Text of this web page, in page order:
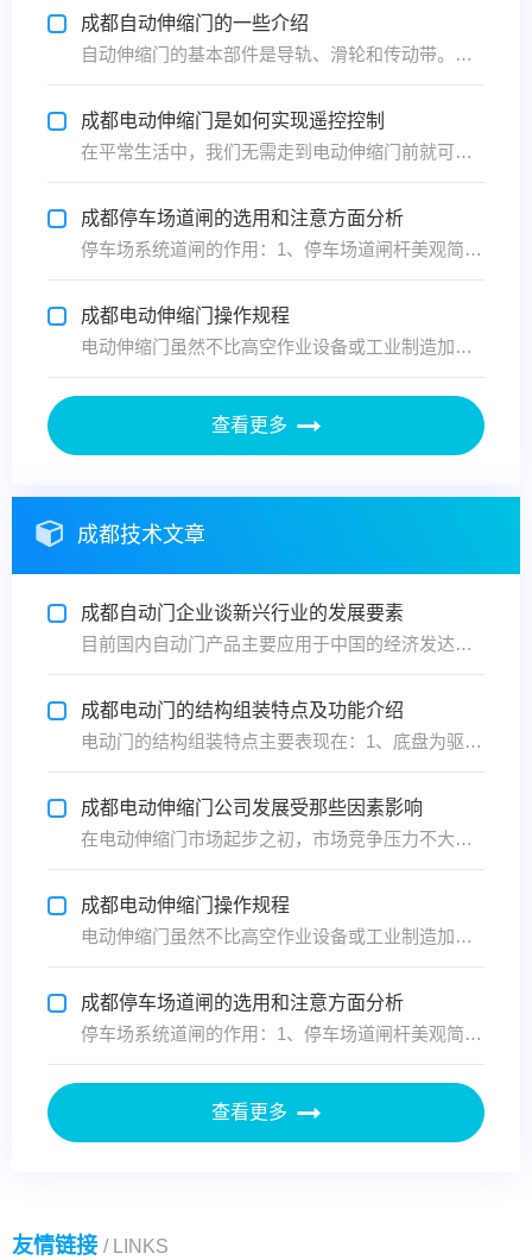
成都自动伸缩门的一些介绍
自动伸缩门的基本部件是导轨、滑轮和传动带。由于这三个部分直接关系到电动伸缩门的工作，是电动伸缩门正常工作条件下的易损件。 它的结构规划、原材料、加工精度、装置和调节精度决定了它的维护要求和使用寿命。 自动伸缩门电气元件的寿命主要与使用不当和偶发事故有关。目前，它在市场上的销售...
成都电动伸缩门是如何实现遥控控制
在平常生活中，我们无需走到电动伸缩门前就可以实现闭合电路、移动手柄、开动电机等操作，得益于电动伸缩门的遥控系统。常用的电动伸缩门遥控系统一般分发射和接收两个部分。 发射部分一般分为两种类型，即遥控器与发射模块，遥控器和遥控模块是对于使用方式来说的，遥控器可以当一个整机来独立使用，...
成都停车场道闸的选用和注意方面分析
停车场系统道闸的作用：1、停车场道闸杆美观简洁：道闸杆部有闪灯、在开车视线不好的情况下，可以看到。避免车撞闸杆事；2、预防砸车功能：地感防砸：道闸连接地感，当车在道闸下，即使误操作道闸杆也不会下降，避免了道闸砸车；遇阻反弹：当闸杆砸到车时，闸杆会自动反弹，这样避免了道闸砸车；3、...
成都电动伸缩门操作规程
电动伸缩门虽然不比高空作业设备或工业制造加工设备在操作时那么危险，但在操作时也千万不可大意的，下面武汉添安门业在这里提醒大家操作电动伸缩门时应该严格按照规程来。 添安电动伸缩门操作规程1、电动伸缩门关闭(伸出)操作前，必须确认添安电动伸缩门的前方和两侧是否有人，确认无人后，方可操...
查看更多
成都技术文章
成都自动门企业谈新兴行业的发展要素
目前国内自动门产品主要应用于中国的经济发达地区，积极推动自动门产业向内陆城市迁移，将会加速自动门行业的发展。武汉自动门厂家谈对于一个新兴自动门行业的发展来说，要想发展，首先要做好下面几点：首先建立好相关的协会，做好行业内的协商、协调和服务工作。制定好标准，要以国际先进标准为目标，...
成都电动门的结构组装特点及功能介绍
电动门的结构组装特点主要表现在：1、底盘为驱动电机的机座用于固定电机同时增大牵引力，2、电机采用涡轮蜗杆电机链条或齿轮传动方式，链条传动为科学常规的设计结构，深圳电动门伸缩门的运行平稳使用寿命长，易于养护，故障率低固为市场上绝大部分企业采用的技术形式，齿轮传动方式多为钢板锻造底盘...
成都电动伸缩门公司发展受那些因素影响
在电动伸缩门市场起步之初，市场竞争压力不大，只要搞好产品质量即可，而随着电动伸缩门的广受欢迎，越来越多企业投入电动伸缩门行业中，竞争压力变大，下面武汉添安门业分析武汉电动伸缩门公司的发展影响因素有哪些？1、价格：伸缩门的价格可谓是客户 关心的问题了，客户希望买到的是物美价廉，而厂...
成都电动伸缩门操作规程
电动伸缩门虽然不比高空作业设备或工业制造加工设备在操作时那么危险，但在操作时也千万不可大意的，下面武汉添安门业在这里提醒大家操作电动伸缩门时应该严格按照规程来。 添安电动伸缩门操作规程1、电动伸缩门关闭(伸出)操作前，必须确认添安电动伸缩门的前方和两侧是否有人，确认无人后，方可操...
成都停车场道闸的选用和注意方面分析
停车场系统道闸的作用：1、停车场道闸杆美观简洁：道闸杆部有闪灯、在开车视线不好的情况下，可以看到。避免车撞闸杆事；2、预防砸车功能：地感防砸：道闸连接地感，当车在道闸下，即使误操作道闸杆也不会下降，避免了道闸砸车；遇阻反弹：当闸杆砸到车时，闸杆会自动反弹，这样避免了道闸砸车；3、...
查看更多
友情链接 / LINKS